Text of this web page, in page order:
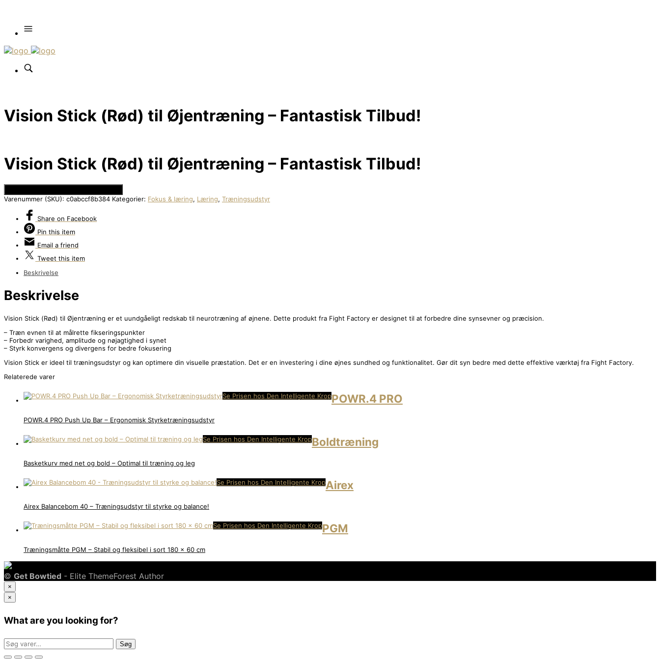
Vision Stick (Rød) til Øjentræning – Fantastisk Tilbud!
Vision Stick (Rød) til Øjentræning – Fantastisk Tilbud!
Varenummer (SKU): c0abccf8b384 Kategorier: Fokus & læring, Læring, Træningsudstyr
Share on Facebook
Pin this item
Email a friend
Tweet this item
Beskrivelse
Beskrivelse
Vision Stick (Rød) til Øjentræning er et uundgåeligt redskab til neurotræning af øjnene. Dette produkt fra Fight Factory er designet til at forbedre dine synsevner og præcision.
– Træn evnen til at målrette fikseringspunkter
– Forbedr varighed, amplitude og nøjagtighed i synet
– Styrk konvergens og divergens for bedre fokusering
Vision Stick er ideel til træningsudstyr og kan optimere din visuelle præstation. Det er en investering i dine øjnes sundhed og funktionalitet. Gør dit syn bedre med dette effektive værktøj fra Fight Factory.
Relaterede varer
Se Prisen hos Den Intelligente KropPOWR.4 PRO
POWR.4 PRO Push Up Bar – Ergonomisk Styrketræningsudstyr
Se Prisen hos Den Intelligente KropBoldtræning
Basketkurv med net og bold – Optimal til træning og leg
Se Prisen hos Den Intelligente KropAirex
Airex Balancebom 40 – Træningsudstyr til styrke og balance!
Se Prisen hos Den Intelligente KropPGM
Træningsmåtte PGM – Stabil og fleksibel i sort 180 x 60 cm
© Get Bowtied - Elite ThemeForest Author
×
×
What are you looking for?
Søg
efter:
Søg